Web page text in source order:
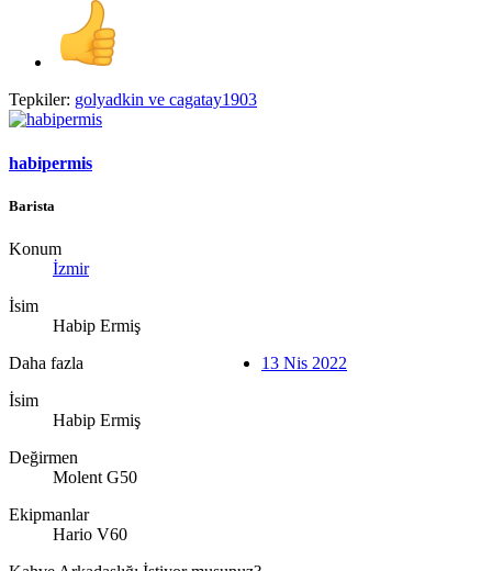
Tepkiler: golyadkin ve cagatay1903
habipermis
Barista
Konum
İzmir
İsim
Habip Ermiş
Daha fazla
İsim
Habip Ermiş
Değirmen
Molent G50
Ekipmanlar
Hario V60
13 Nis 2022